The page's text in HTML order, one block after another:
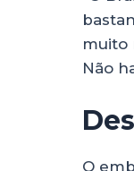
muito
Não
O